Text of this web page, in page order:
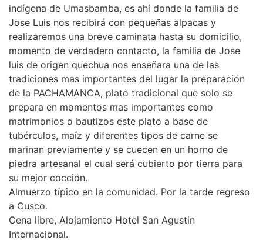
indígena de Umasbamba, es ahí donde la familia de
Jose Luis nos recibirá con pequeñas alpacas y
realizaremos una breve caminata hasta su domicilio,
momento de verdadero contacto, la familia de Jose
luis de origen quechua nos enseñara una de las
tradiciones mas importantes del lugar la preparación
de la PACHAMANCA, plato tradicional que solo se
prepara en momentos mas importantes como
matrimonios o bautizos este plato a base de
tubérculos, maíz y diferentes tipos de carne se
marinan previamente y se cuecen en un horno de
piedra artesanal el cual será cubierto por tierra para
su mejor cocción.
Almuerzo típico en la comunidad. Por la tarde regreso
a Cusco.
Cena libre, Alojamiento Hotel San Agustin
Internacional.